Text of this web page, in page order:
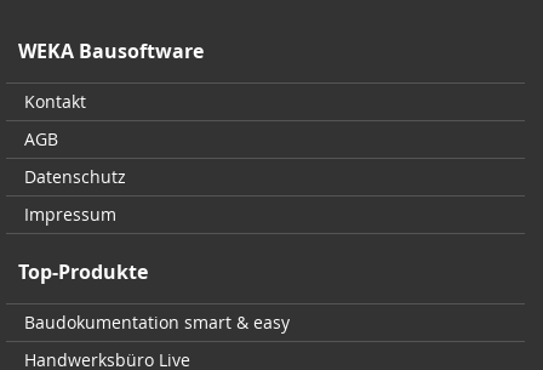
WEKA Bausoftware
Kontakt
AGB
Datenschutz
Impressum
Top-Produkte
Baudokumentation smart & easy
Handwerksbüro Live